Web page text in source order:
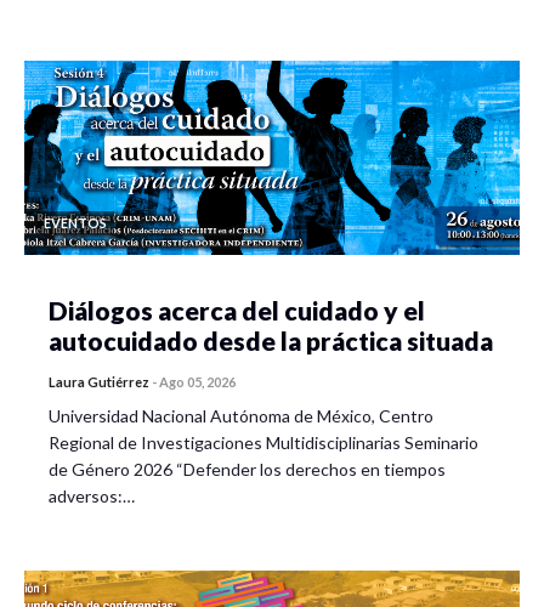
EVENTOS
Diálogos acerca del cuidado y el
autocuidado desde la práctica situada
Laura Gutiérrez - Ago 05, 2026
Universidad Nacional Autónoma de México, Centro
Regional de Investigaciones Multidisciplinarias Seminario
de Género 2026 “Defender los derechos en tiempos
adversos:…